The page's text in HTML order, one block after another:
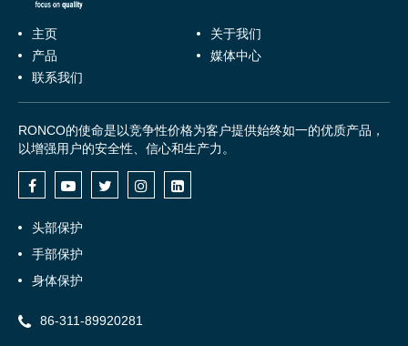
主页
关于我们
产品
媒体中心
联系我们
RONCO的使命是以竞争性价格为客户提供始终如一的优质产品，
以增强用户的安全性、信心和生产力。
头部保护
手部保护
身体保护
86-311-89920281